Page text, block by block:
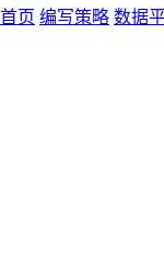
首页 编写策略 数据